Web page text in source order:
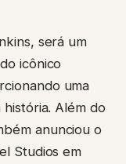
será um
icônico
uma
Além do
anunciou o
Studios em